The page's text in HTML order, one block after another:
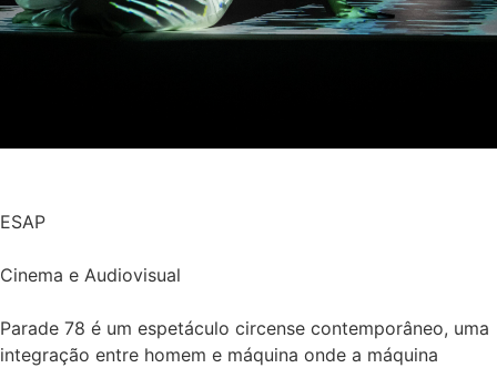
ESAP
Cinema e Audiovisual
Parade 78 é um espetáculo circense contemporâneo, uma
integração entre homem e máquina onde a máquina